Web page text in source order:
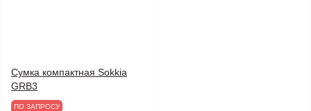
Сумка компактная Sokkia
GRB3
ПО ЗАПРОСУ